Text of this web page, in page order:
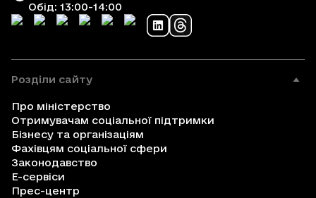
Обід: 13:00-14:00
Розділи сайту
Про міністерство
Отримувачам соціальної підтримки
Бізнесу та організаціям
Фахівцям соціальної сфери
Законодавство
Е-сервіси
Прес-центр